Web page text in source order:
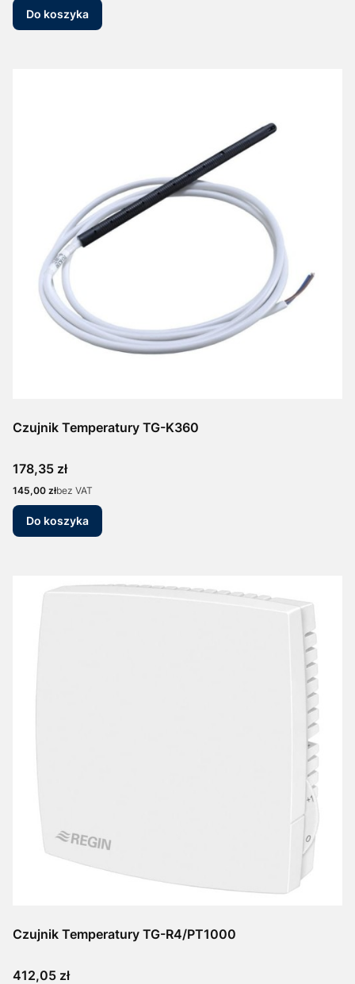
Do koszyka
Czujnik Temperatury TG-K360
Cena
178,35 zł
Cena
145,00 złbez VAT
Do koszyka
Czujnik Temperatury TG-R4/PT1000
Cena
412,05 zł